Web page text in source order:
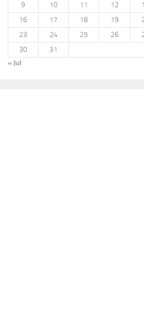
9
10 11 12
16
17 18 19
23
24 25 26
30
31
« Jul